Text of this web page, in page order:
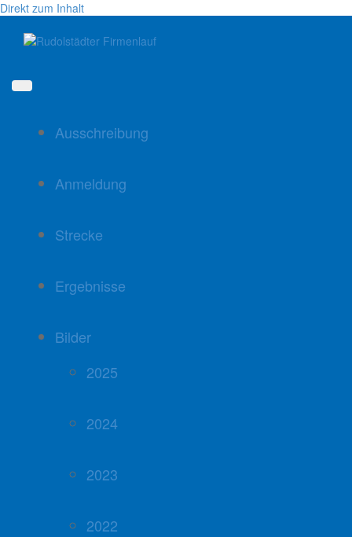
Direkt zum Inhalt
Ausschreibung
Anmeldung
Strecke
Ergebnisse
Bilder
2025
2024
2023
2022